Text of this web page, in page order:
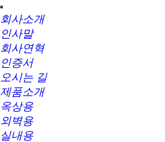
회사소개
인사말
회사연혁
인증서
오시는 길
제품소개
옥상용
외벽용
실내용